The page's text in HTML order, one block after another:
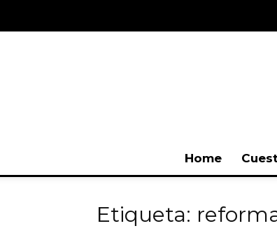
Home
Etiqueta: